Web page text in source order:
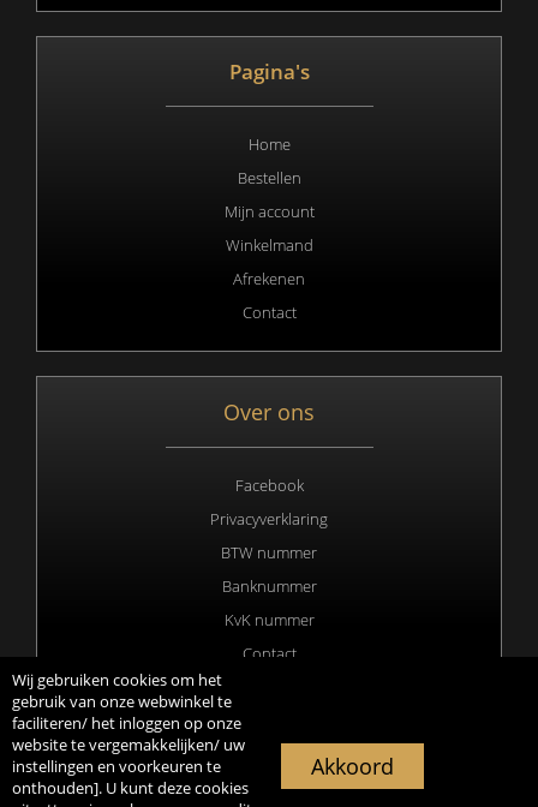
Pagina's
Home
Bestellen
Mijn account
Winkelmand
Afrekenen
Contact
Over ons
Facebook
Privacyverklaring
BTW nummer
Banknummer
KvK nummer
Contact
Copyright 2020 © All rights Reserved. Webdesign & hosting by
Duisters Media
Wij gebruiken cookies om het
gebruik van onze webwinkel te
faciliteren/ het inloggen op onze
website te vergemakkelijken/ uw
instellingen en voorkeuren te
onthouden]. U kunt deze cookies
Akkoord